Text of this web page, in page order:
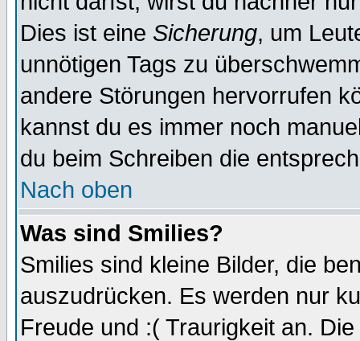
Dies ist eine Sicherung, um
unnötigen Tags zu
andere Störungen hervorrufen
kannst du es immer noch
du beim Schreiben die
Nach oben
Was sind Smilies?
Smilies sind kleine Bilder, die
auszudrücken. Es werden nur
Freude und :( Traurigkeit an.